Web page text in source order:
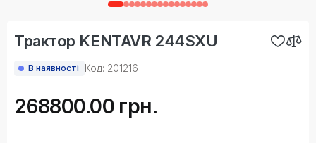
Трактор KENTAVR 244SXU
В наявності Код: 201216
268800.00 грн.